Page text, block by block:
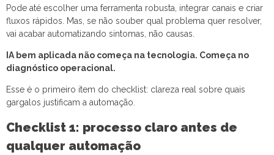
Pode até escolher uma ferramenta robusta, integrar canais e criar
fluxos rápidos. Mas, se não souber qual problema quer resolver,
vai acabar automatizando sintomas, não causas.
IA bem aplicada não começa na tecnologia. Começa no
diagnóstico operacional.
Esse é o primeiro item do checklist: clareza real sobre quais
gargalos justificam a automação.
Checklist 1: processo claro antes de
qualquer automação